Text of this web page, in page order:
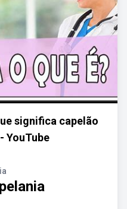
significa capelão
YouTube